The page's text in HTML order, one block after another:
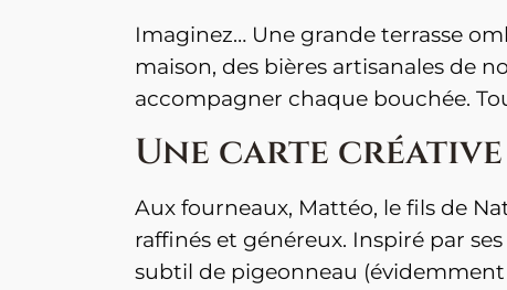
Imaginez… Une grande terrasse
maison, des bières artisanales de
accompagner chaque bouchée.
Une carte
Aux fourneaux, Mattéo, le fils de
raffinés et généreux. Inspiré par
subtil de pigeonneau